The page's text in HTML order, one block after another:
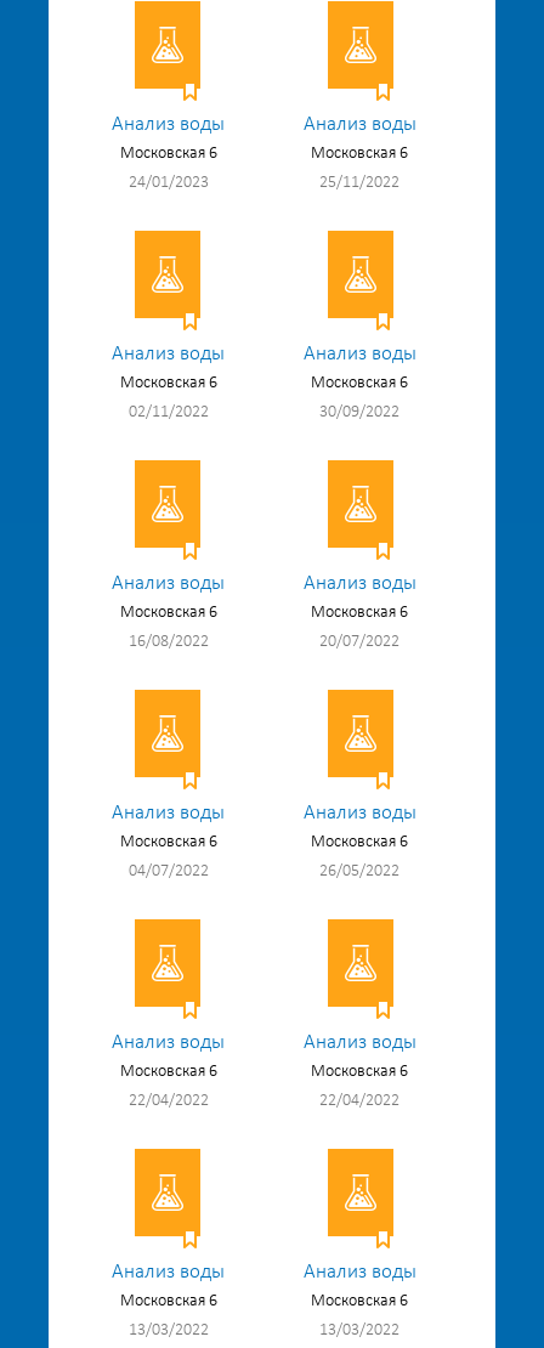
Анализ воды
Московская 6
24/01/2023
Анализ воды
Московская 6
25/11/2022
Анализ воды
Московская 6
02/11/2022
Анализ воды
Московская 6
30/09/2022
Анализ воды
Московская 6
16/08/2022
Анализ воды
Московская 6
20/07/2022
Анализ воды
Московская 6
04/07/2022
Анализ воды
Московская 6
26/05/2022
Анализ воды
Московская 6
22/04/2022
Анализ воды
Московская 6
22/04/2022
Анализ воды
Московская 6
13/03/2022
Анализ воды
Московская 6
13/03/2022